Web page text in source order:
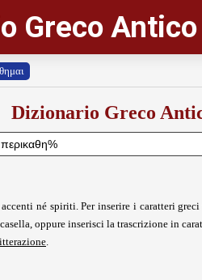
Greco Antico
Dizionario Greco
né spiriti. Per inserire i caratteri greci
oppure inserisci la trascrizione in
.